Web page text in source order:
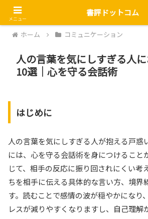
ホーム コミュニケーション
人の言葉を気にしすぎる人
10選｜心を守る会話術
はじめに
人の言葉を気にしすぎる人が抱える戸惑
には、心を守る会話術を身につけること
じて、相手の反応に振り回されにくい考
ちを相手に伝える具体的な言い方、境界
す。読むことで感情の波が穏やかになり
レスが減りやすくなりますし、自己理解
メニュー
書評ドットコム